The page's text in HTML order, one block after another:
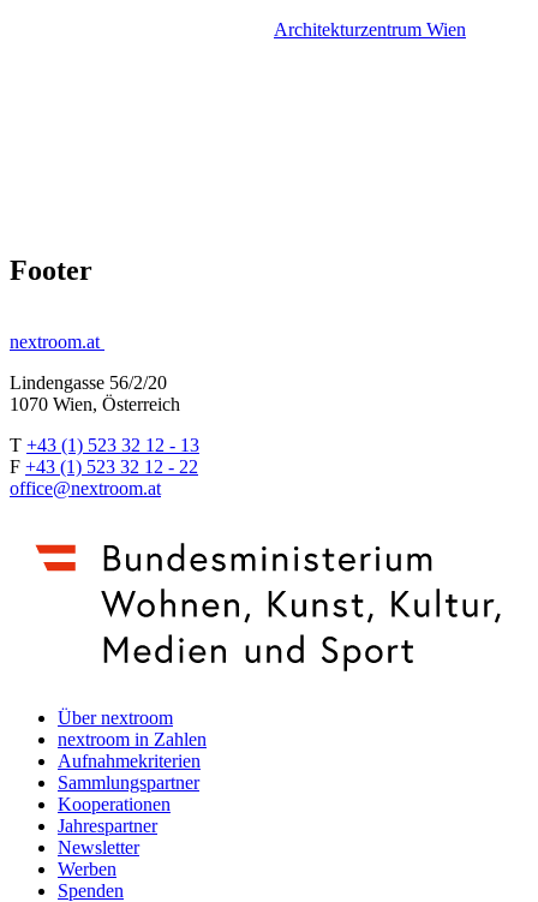
Architekturzentrum Wien
Footer
nextroom.at
Lindengasse 56/2/20
1070 Wien, Österreich
T +43 (1) 523 32 12 - 13
F +43 (1) 523 32 12 - 22
office@nextroom.at
Über nextroom
nextroom in Zahlen
Aufnahmekriterien
Sammlungspartner
Kooperationen
Jahrespartner
Newsletter
Werben
Spenden